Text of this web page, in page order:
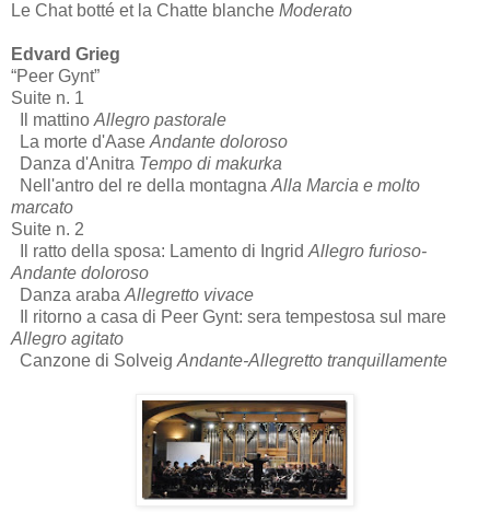
Le Chat botté et la Chatte blanche Moderato
Edvard Grieg
“Peer Gynt”
Suite n. 1
Il mattinoAllegro pastorale
La morte d'AaseAndante doloroso
Danza d'Anitra Tempo di makurka
Nell'antro del re della montagnaAlla Marcia e molto
marcato
Suite n. 2
Il ratto della sposa: Lamento di IngridAllegro furioso-
Andante doloroso
Danza arabaAllegretto vivace
Il ritorno a casa di Peer Gynt: sera tempestosa sul mare
Allegro agitato
Canzone di SolveigAndante-Allegretto tranquillamente